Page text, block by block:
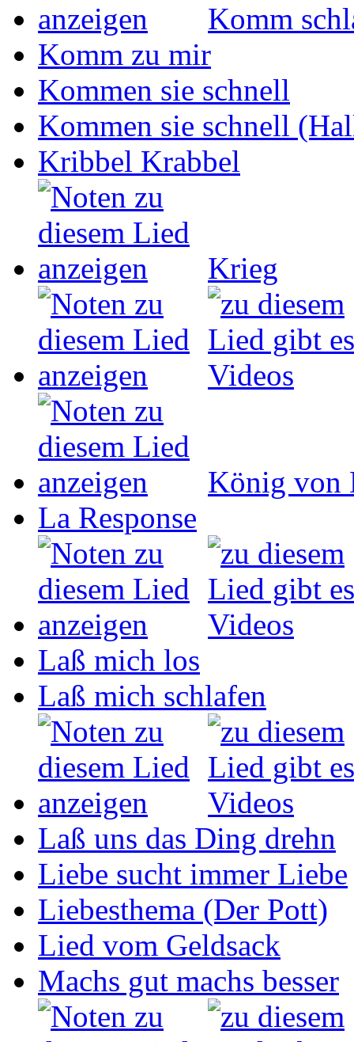
Komm
Komm zu mir
Kommen sie schnell
Kommen sie schnell
Kribbel Krabbel
Krieg
König von
La Response
Laß mich los
Laß mich schlafen
Laß uns das Ding drehn
Liebe sucht immer Liebe
Liebesthema (Der Pott)
Lied vom Geldsack
Machs gut machs besser